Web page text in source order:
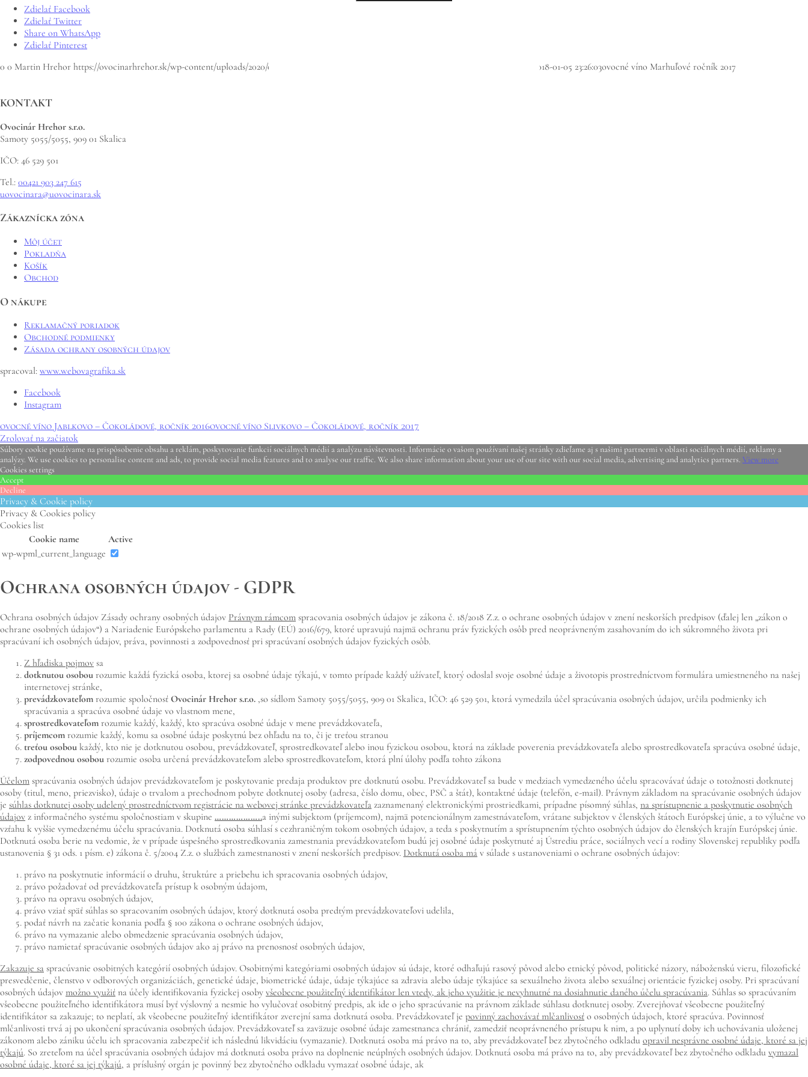
Zdielať Facebook
Zdielať Twitter
Share on WhatsApp
Zdielať Pinterest
0 0 Martin Hrehor https://ovocinarhrehor.sk/wp-content/uploads/2020/09/hrehor-logo-FINAL-573x1030.png 2018-01-05 23:26:03ovocné víno Marhuľové ročník 2017
KONTAKT
Ovocinár Hrehor s.r.o.
Samoty 5055/5055, 909 01 Skalica
IČO: 46 529 501
Tel.: 00421 903 247 615
uovocinara@uovocinara.sk
Zákaznícka zóna
Môj účet
Pokladňa
Košík
Obchod
O nákupe
Reklamačný poriadok
Obchodné podmienky
Zásada ochrany osobných údajov
spracoval: www.webovagrafika.sk
Facebook
Instagram
ovocné víno Jablkovo – Čokoládové, ročník 2016ovocné víno Slivkovo – Čokoládové, ročník 2017
Zrolovať na začiatok
Súbory cookie používame na prispôsobenie obsahu a reklám, poskytovanie funkcií sociálnych médií a analýzu návštevnosti. Informácie o vašom používaní našej stránky zdieľame aj s našimi partnermi v oblasti sociálnych médií, reklamy a
analýzy. We use cookies to personalise content and ads, to provide social media features and to analyse our traffic. We also share information about your use of our site with our social media, advertising and analytics partners. View more
Cookies settings
Accept
Decline
Privacy & Cookie policy
Privacy & Cookies policy
Cookies list
Cookie name
Active
wp-wpml_current_language
Ochrana osobných údajov - GDPR
Ochrana osobných údajov Zásady ochrany osobných údajov Právnym rámcom spracovania osobných údajov je zákona č. 18/2018 Z.z. o ochrane osobných údajov v znení neskorších predpisov (ďalej len „zákon o
ochrane osobných údajov“) a Nariadenie Európskeho parlamentu a Rady (EÚ) 2016/679, ktoré upravujú najmä ochranu práv fyzických osôb pred neoprávneným zasahovaním do ich súkromného života pri
spracúvaní ich osobných údajov, práva, povinnosti a zodpovednosť pri spracúvaní osobných údajov fyzických osôb.
Z hľadiska pojmov sa
dotknutou osobou rozumie každá fyzická osoba, ktorej sa osobné údaje týkajú, v tomto prípade každý užívateľ, ktorý odoslal svoje osobné údaje a životopis prostredníctvom formulára umiestneného na našej
internetovej stránke,
prevádzkovateľom rozumie spoločnosť Ovocinár Hrehor s.r.o. ,so sídlom Samoty 5055/5055, 909 01 Skalica, IČO: 46 529 501, ktorá vymedzila účel spracúvania osobných údajov, určila podmienky ich
spracúvania a spracúva osobné údaje vo vlastnom mene,
sprostredkovateľom rozumie každý, každý, kto spracúva osobné údaje v mene prevádzkovateľa,
príjemcom rozumie každý, komu sa osobné údaje poskytnú bez ohľadu na to, či je treťou stranou
treťou osobou každý, kto nie je dotknutou osobou, prevádzkovateľ, sprostredkovateľ alebo inou fyzickou osobou, ktorá na základe poverenia prevádzkovateľa alebo sprostredkovateľa spracúva osobné údaje,
zodpovednou osobou rozumie osoba určená prevádzkovateľom alebo sprostredkovateľom, ktorá plní úlohy podľa tohto zákona
Účelom spracúvania osobných údajov prevádzkovateľom je poskytovanie predaja produktov pre dotknutú osobu. Prevádzkovateľ sa bude v medziach vymedzeného účelu spracovávať údaje o totožnosti dotknutej
osoby (titul, meno, priezvisko), údaje o trvalom a prechodnom pobyte dotknutej osoby (adresa, číslo domu, obec, PSČ a štát), kontaktné údaje (telefón, e-mail). Právnym základom na spracúvanie osobných údajov
je súhlas dotknutej osoby udelený prostredníctvom registrácie na webovej stránke prevádzkovateľa zaznamenaný elektronickými prostriedkami, prípadne písomný súhlas, na sprístupnenie a poskytnutie osobných
údajov z informačného systému spoločnostiam v skupine ………………..a inými subjektom (príjemcom), najmä potencionálnym zamestnávateľom, vrátane subjektov v členských štátoch Európskej únie, a to výlučne vo
vzťahu k vyššie vymedzenému účelu spracúvania. Dotknutá osoba súhlasí s cezhraničným tokom osobných údajov, a teda s poskytnutím a sprístupnením týchto osobných údajov do členských krajín Európskej únie.
Dotknutá osoba berie na vedomie, že v prípade úspešného sprostredkovania zamestnania prevádzkovateľom budú jej osobné údaje poskytnuté aj Ústrediu práce, sociálnych vecí a rodiny Slovenskej republiky podľa
ustanovenia § 31 ods. 1 písm. e) zákona č. 5/2004 Z.z. o službách zamestnanosti v znení neskorších predpisov. Dotknutá osoba má v súlade s ustanoveniami o ochrane osobných údajov:
právo na poskytnutie informácií o druhu, štruktúre a priebehu ich spracovania osobných údajov,
právo požadovať od prevádzkovateľa prístup k osobným údajom,
právo na opravu osobných údajov,
právo vziať späť súhlas so spracovaním osobných údajov, ktorý dotknutá osoba predtým prevádzkovateľovi udelila,
podať návrh na začatie konania podľa § 100 zákona o ochrane osobných údajov,
právo na vymazanie alebo obmedzenie spracúvania osobných údajov,
právo namietať spracúvanie osobných údajov ako aj právo na prenosnosť osobných údajov,
Zakazuje sa spracúvanie osobitných kategórií osobných údajov. Osobitnými kategóriami osobných údajov sú údaje, ktoré odhaľujú rasový pôvod alebo etnický pôvod, politické názory, náboženskú vieru, filozofické
presvedčenie, členstvo v odborových organizáciách, genetické údaje, biometrické údaje, údaje týkajúce sa zdravia alebo údaje týkajúce sa sexuálneho života alebo sexuálnej orientácie fyzickej osoby. Pri spracúvaní
osobných údajov možno využiť na účely identifikovania fyzickej osoby všeobecne použiteľný identifikátor len vtedy, ak jeho využitie je nevyhnutné na dosiahnutie daného účelu spracúvania. Súhlas so spracúvaním
všeobecne použiteľného identifikátora musí byť výslovný a nesmie ho vylučovať osobitný predpis, ak ide o jeho spracúvanie na právnom základe súhlasu dotknutej osoby. Zverejňovať všeobecne použiteľný
identifikátor sa zakazuje; to neplatí, ak všeobecne použiteľný identifikátor zverejní sama dotknutá osoba. Prevádzkovateľ je povinný zachovávať mlčanlivosť o osobných údajoch, ktoré spracúva. Povinnosť
mlčanlivosti trvá aj po ukončení spracúvania osobných údajov. Prevádzkovateľ sa zaväzuje osobné údaje zamestnanca chrániť, zamedziť neoprávneného prístupu k nim, a po uplynutí doby ich uchovávania uloženej
zákonom alebo zániku účelu ich spracovania zabezpečiť ich následnú likvidáciu (vymazanie). Dotknutá osoba má právo na to, aby prevádzkovateľ bez zbytočného odkladu opravil nesprávne osobné údaje, ktoré sa jej
týkajú. So zreteľom na účel spracúvania osobných údajov má dotknutá osoba právo na doplnenie neúplných osobných údajov. Dotknutá osoba má právo na to, aby prevádzkovateľ bez zbytočného odkladu vymazal
osobné údaje, ktoré sa jej týkajú, a príslušný orgán je povinný bez zbytočného odkladu vymazať osobné údaje, ak